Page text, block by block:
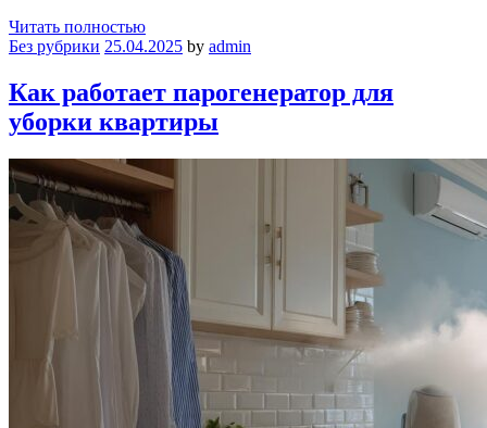
Читать полностью
Без рубрики 25.04.2025 by admin
Как работает парогенератор для
уборки квартиры